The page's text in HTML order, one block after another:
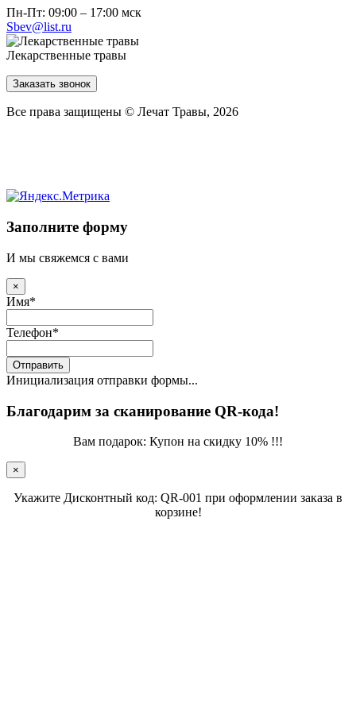
Пн-Пт: 09:00 – 17:00 мск
Sbev@list.ru
Лекарственные травы
Заказать звонок
Все права защищены © Лечат Травы, 2026
Заполните форму
И мы свяжемся с вами
×
Имя*
Телефон*
Отправить
Инициализация отправки формы...
Благодарим за сканирование QR-кода!
Вам подарок: Купон на скидку 10% !!!
×
Укажите Дисконтный код: QR-001 при оформлении заказа в
корзине!